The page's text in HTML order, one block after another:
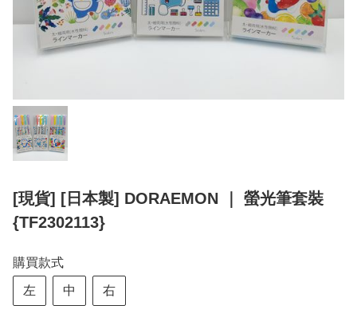
[現貨] [日本製] DORAEMON ｜ 螢光筆套裝
{TF2302113}
購買款式
左 中 右